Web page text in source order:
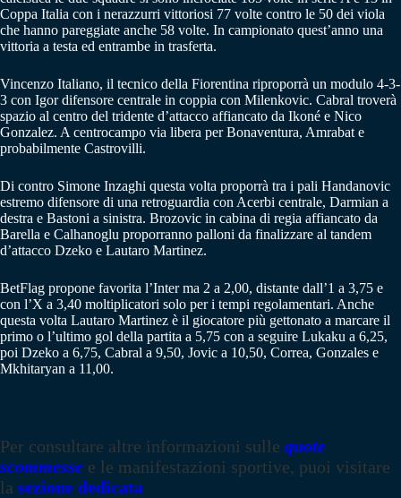
Coppa Italia con i nerazzurri vittoriosi 77 volte contro le 50 dei viola
che hanno pareggiate anche 58 volte. In campionato quest’anno una
vittoria a testa ed entrambe in trasferta.
Vincenzo Italiano, il tecnico della Fiorentina riproporrà un modulo 4-3-
3 con Igor difensore centrale in coppia con Milenkovic. Cabral troverà
spazio al centro del tridente d’attacco affiancato da Ikoné e Nico
Gonzalez. A centrocampo via libera per Bonaventura, Amrabat e
probabilmente Castrovilli.
Di contro Simone Inzaghi questa volta proporrà tra i pali Handanovic
estremo difensore di una retroguardia con Acerbi centrale, Darmian a
destra e Bastoni a sinistra. Brozovic in cabina di regia affiancato da
Barella e Calhanoglu proporranno palloni da finalizzare al tandem
d’attacco Dzeko e Lautaro Martinez.
BetFlag propone favorita l’Inter ma 2 a 2,00, distante dall’1 a 3,75 e
con l’X a 3,40 moltiplicatori solo per i tempi regolamentari. Anche
questa volta Lautaro Martinez è il giocatore più gettonato a marcare il
primo o l’ultimo gol della partita a 5,75 con a seguire Lukaku a 6,25,
poi Dzeko a 6,75, Cabral a 9,50, Jovic a 10,50, Correa, Gonzales e
Mkhitaryan a 11,00.
Per consultare altre informazioni sulle quote
scommesse e le manifestazioni sportive, puoi visitare
la sezione dedicata